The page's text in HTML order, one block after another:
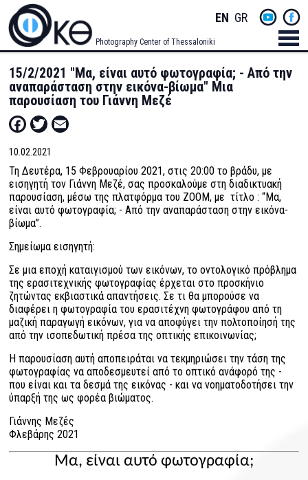
Skip
main
content
Photography Center of Thessaloniki
Socials
Menu
ENGLISH
GREEK
15/2/2021 "Μα, είναι αυτό φωτογραφία; - Από την
αναπαράσταση στην εικόνα-βίωμα" Μια
παρουσίαση του Γιάννη Μεζέ
Facebook
Twitter
10.02.2021
Τη Δευτέρα, 15 Φεβρουαρίου 2021, στις 20:00 το βράδυ, με
εισηγητή τον Γιάννη Μεζέ, σας προσκαλούμε στη διαδικτυακή
παρουσίαση, μέσω της πλατφόρμα του ΖΟΟΜ, με τίτλο : “Μα,
είναι αυτό φωτογραφία; - Από την αναπαράσταση στην εικόνα-
βίωμα”.
Σημείωμα εισηγητή:
Σε μια εποχή καταιγισμού των εικόνων, το οντολογικό πρόβλημα
της ερασιτεχνικής φωτογραφίας έρχεται στο προσκήνιο
ζητώντας εκβιαστικά απαντήσεις. Σε τι θα μπορούσε να
διαφέρει η φωτογραφία του ερασιτέχνη φωτογράφου από τη
μαζική παραγωγή εικόνων, για να αποφύγει την πολτοποίησή της
από την ισοπεδωτική πρέσα της οπτικής επικοινωνίας;
Η παρουσίαση αυτή αποπειράται να τεκμηριώσει την τάση της
φωτογραφίας να αποδεσμευτεί από το οπτικό ανάφορό της -
που είναι και τα δεσμά της εικόνας - και να νοηματοδοτήσει την
ύπαρξή της ως φορέα βιώματος.
Γιάννης Μεζές
Φλεβάρης 2021
Μα, είναι αυτό φωτογραφία;